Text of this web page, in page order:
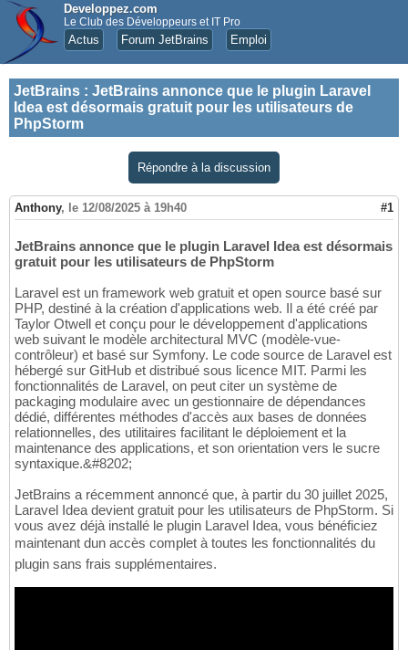
Developpez.com
Le Club des Développeurs et IT Pro
Actus Forum JetBrains Emploi
JetBrains : JetBrains annonce que le plugin Laravel
Idea est désormais gratuit pour les utilisateurs de
PhpStorm
Répondre à la discussion
Anthony, le 12/08/2025 à 19h40 #1
JetBrains annonce que le plugin Laravel Idea est désormais
gratuit pour les utilisateurs de PhpStorm
Laravel est un framework web gratuit et open source basé sur
PHP, destiné à la création d'applications web. Il a été créé par
Taylor Otwell et conçu pour le développement d'applications
web suivant le modèle architectural MVC (modèle-vue-
contrôleur) et basé sur Symfony. Le code source de Laravel est
hébergé sur GitHub et distribué sous licence MIT. Parmi les
fonctionnalités de Laravel, on peut citer un système de
packaging modulaire avec un gestionnaire de dépendances
dédié, différentes méthodes d'accès aux bases de données
relationnelles, des utilitaires facilitant le déploiement et la
maintenance des applications, et son orientation vers le sucre
syntaxique.&#8202;
JetBrains a récemment annoncé que, à partir du 30 juillet 2025,
Laravel Idea devient gratuit pour les utilisateurs de PhpStorm. Si
vous avez déjà installé le plugin Laravel Idea, vous bénéficiez
maintenant dun accès complet à toutes les fonctionnalités du
plugin sans frais supplémentaires.